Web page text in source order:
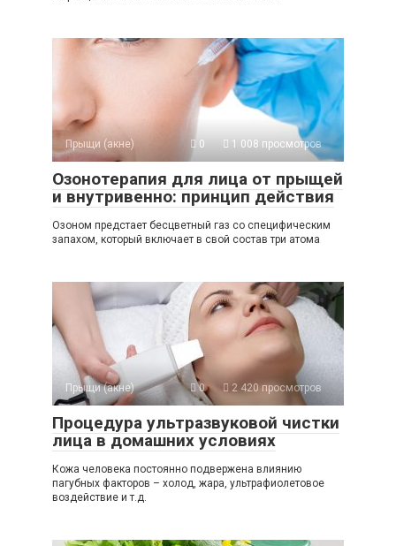
Прыщи (акне) 0 1 008 просмотров
Озонотерапия для лица от прыщей
и внутривенно: принцип действия
Озоном предстает бесцветный газ со специфическим
запахом, который включает в свой состав три атома
Прыщи (акне) 0 2 420 просмотров
Процедура ультразвуковой чистки
лица в домашних условиях
Кожа человека постоянно подвержена влиянию
пагубных факторов – холод, жара, ультрафиолетовое
воздействие и т.д.